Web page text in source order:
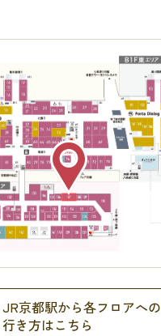
JR京都駅から各フロアへの
行き方はこちら